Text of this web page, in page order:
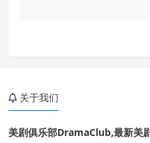
关于我们
美剧俱乐部DramaClub,最新